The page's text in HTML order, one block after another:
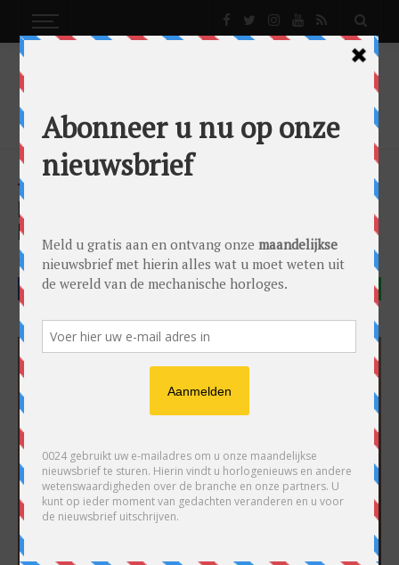
BLANCPAIN EN VROUWELIJKE VERFIJNING –
EEN SELECTIE VOOR VALENTIJNSDAG
News by 0024 Editorial Team on 11/02/2026 Blancpain
FACEBOOK